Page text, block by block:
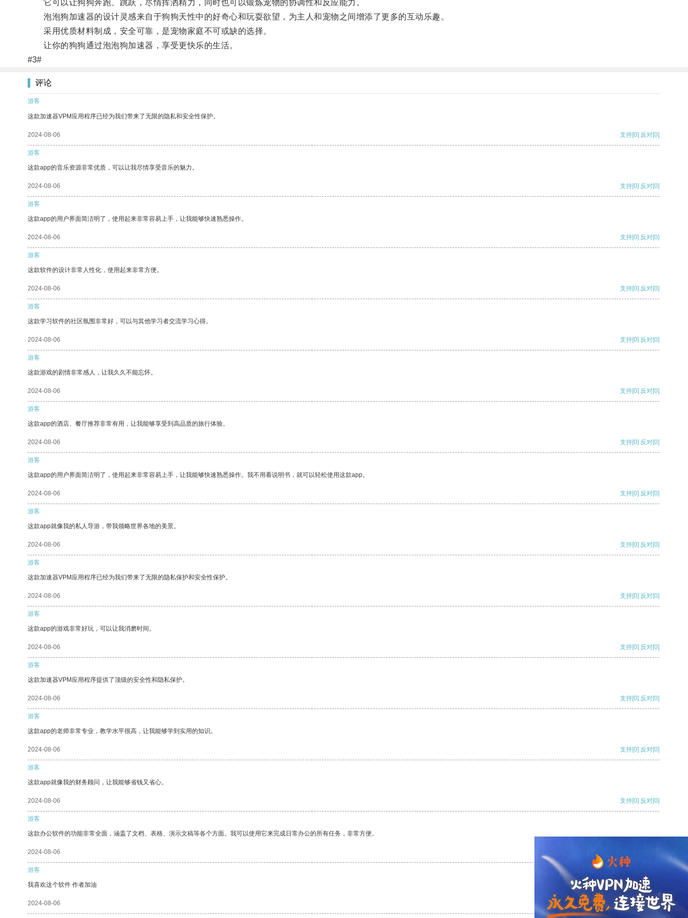
它可以让狗狗奔跑、跳跃，尽情挥洒精力，同时也可以锻炼宠物的协调性和反应能力。
泡泡狗加速器的设计灵感来自于狗狗天性中的好奇心和玩耍欲望，为主人和宠物之间增添了更多的互动乐趣。
采用优质材料制成，安全可靠，是宠物家庭不可或缺的选择。
让你的狗狗通过泡泡狗加速器，享受更快乐的生活。
#3#
评论
游客
这款加速器VPM应用程序已经为我们带来了无限的隐私和安全性保护。
2024-08-06 支持[0] 反对[0]
游客
这款app的音乐资源非常优质，可以让我尽情享受音乐的魅力。
2024-08-06 支持[0] 反对[0]
游客
这款app的用户界面简洁明了，使用起来非常容易上手，让我能够快速熟悉操作。
2024-08-06 支持[0] 反对[0]
游客
这款软件的设计非常人性化，使用起来非常方便。
2024-08-06 支持[0] 反对[0]
游客
这款学习软件的社区氛围非常好，可以与其他学习者交流学习心得。
2024-08-06 支持[0] 反对[0]
游客
这款游戏的剧情非常感人，让我久久不能忘怀。
2024-08-06 支持[0] 反对[0]
游客
这款app的酒店、餐厅推荐非常有用，让我能够享受到高品质的旅行体验。
2024-08-06 支持[0] 反对[0]
游客
这款app的用户界面简洁明了，使用起来非常容易上手，让我能够快速熟悉操作。我不用看说明书，就可以轻松使用这款app。
2024-08-06 支持[0] 反对[0]
游客
这款app就像我的私人导游，带我领略世界各地的美景。
2024-08-06 支持[0] 反对[0]
游客
这款加速器VPM应用程序已经为我们带来了无限的隐私保护和安全性保护。
2024-08-06 支持[0] 反对[0]
游客
这款app的游戏非常好玩，可以让我消磨时间。
2024-08-06 支持[0] 反对[0]
游客
这款加速器VPM应用程序提供了顶级的安全性和隐私保护。
2024-08-06 支持[0] 反对[0]
游客
这款app的老师非常专业，教学水平很高，让我能够学到实用的知识。
2024-08-06 支持[0] 反对[0]
游客
这款app就像我的财务顾问，让我能够省钱又省心。
2024-08-06 支持[0] 反对[0]
游客
这款办公软件的功能非常全面，涵盖了文档、表格、演示文稿等各个方面。我可以使用它来完成日常办公的所有任务，非常方便。
2024-08-06
游客
我喜欢这个软件 作者加油
2024-08-06 支持 [0] 反对[0]